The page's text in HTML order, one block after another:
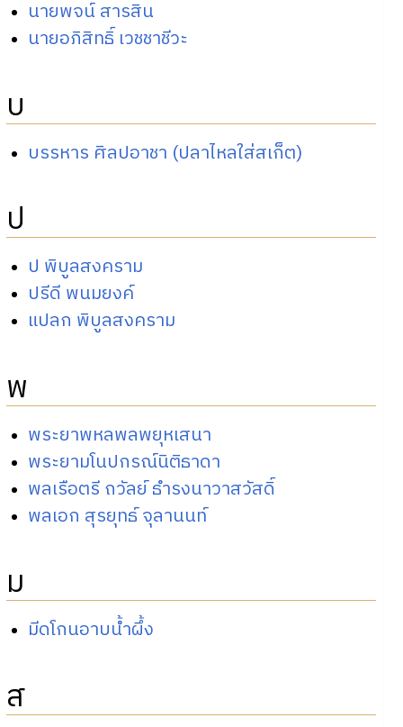
นายพจน์ สารสิน
นายอภิสิทธิ์ เวชชาชีวะ
บ
บรรหาร ศิลปอาชา (ปลาไหลใส่สเก็ต)
ป
ป พิบูลสงคราม
ปรีดี พนมยงค์
แปลก พิบูลสงคราม
พ
พระยาพหลพลพยุหเสนา
พระยามโนปกรณ์นิติธาดา
พลเรือตรี ถวัลย์ ธำรงนาวาสวัสดิ์
พลเอก สุรยุทธ์ จุลานนท์
ม
มีดโกนอาบน้ำผึ้ง
ส